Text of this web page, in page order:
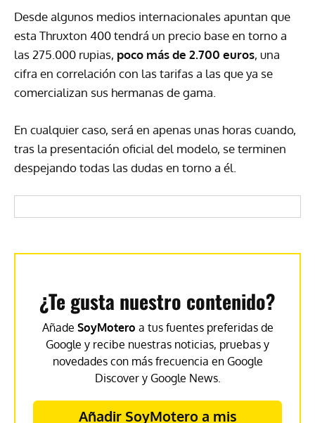
Desde algunos medios internacionales apuntan que
esta Thruxton 400 tendrá un precio base en torno a
las 275.000 rupias, poco más de 2.700 euros, una
cifra en correlación con las tarifas a las que ya se
comercializan sus hermanas de gama.
En cualquier caso, será en apenas unas horas cuando,
tras la presentación oficial del modelo, se terminen
despejando todas las dudas en torno a él.
¿Te gusta nuestro contenido?
Añade SoyMotero a tus fuentes preferidas de
Google y recibe nuestras noticias, pruebas y
novedades con más frecuencia en Google
Discover y Google News.
Añadir SoyMotero a mis